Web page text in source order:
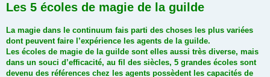
e
Les 5 écoles de magie de la guilde
La magie dans le continuum fais parti des choses les plus variées
dont peuvent faire l’expérience les agents de la guilde.
Les écoles de magie de la guilde sont elles aussi très diverse, mais
dans un souci d’efficacité, au fil des siècles, 5 grandes écoles sont
devenu des références chez les agents possèdent les capacités de